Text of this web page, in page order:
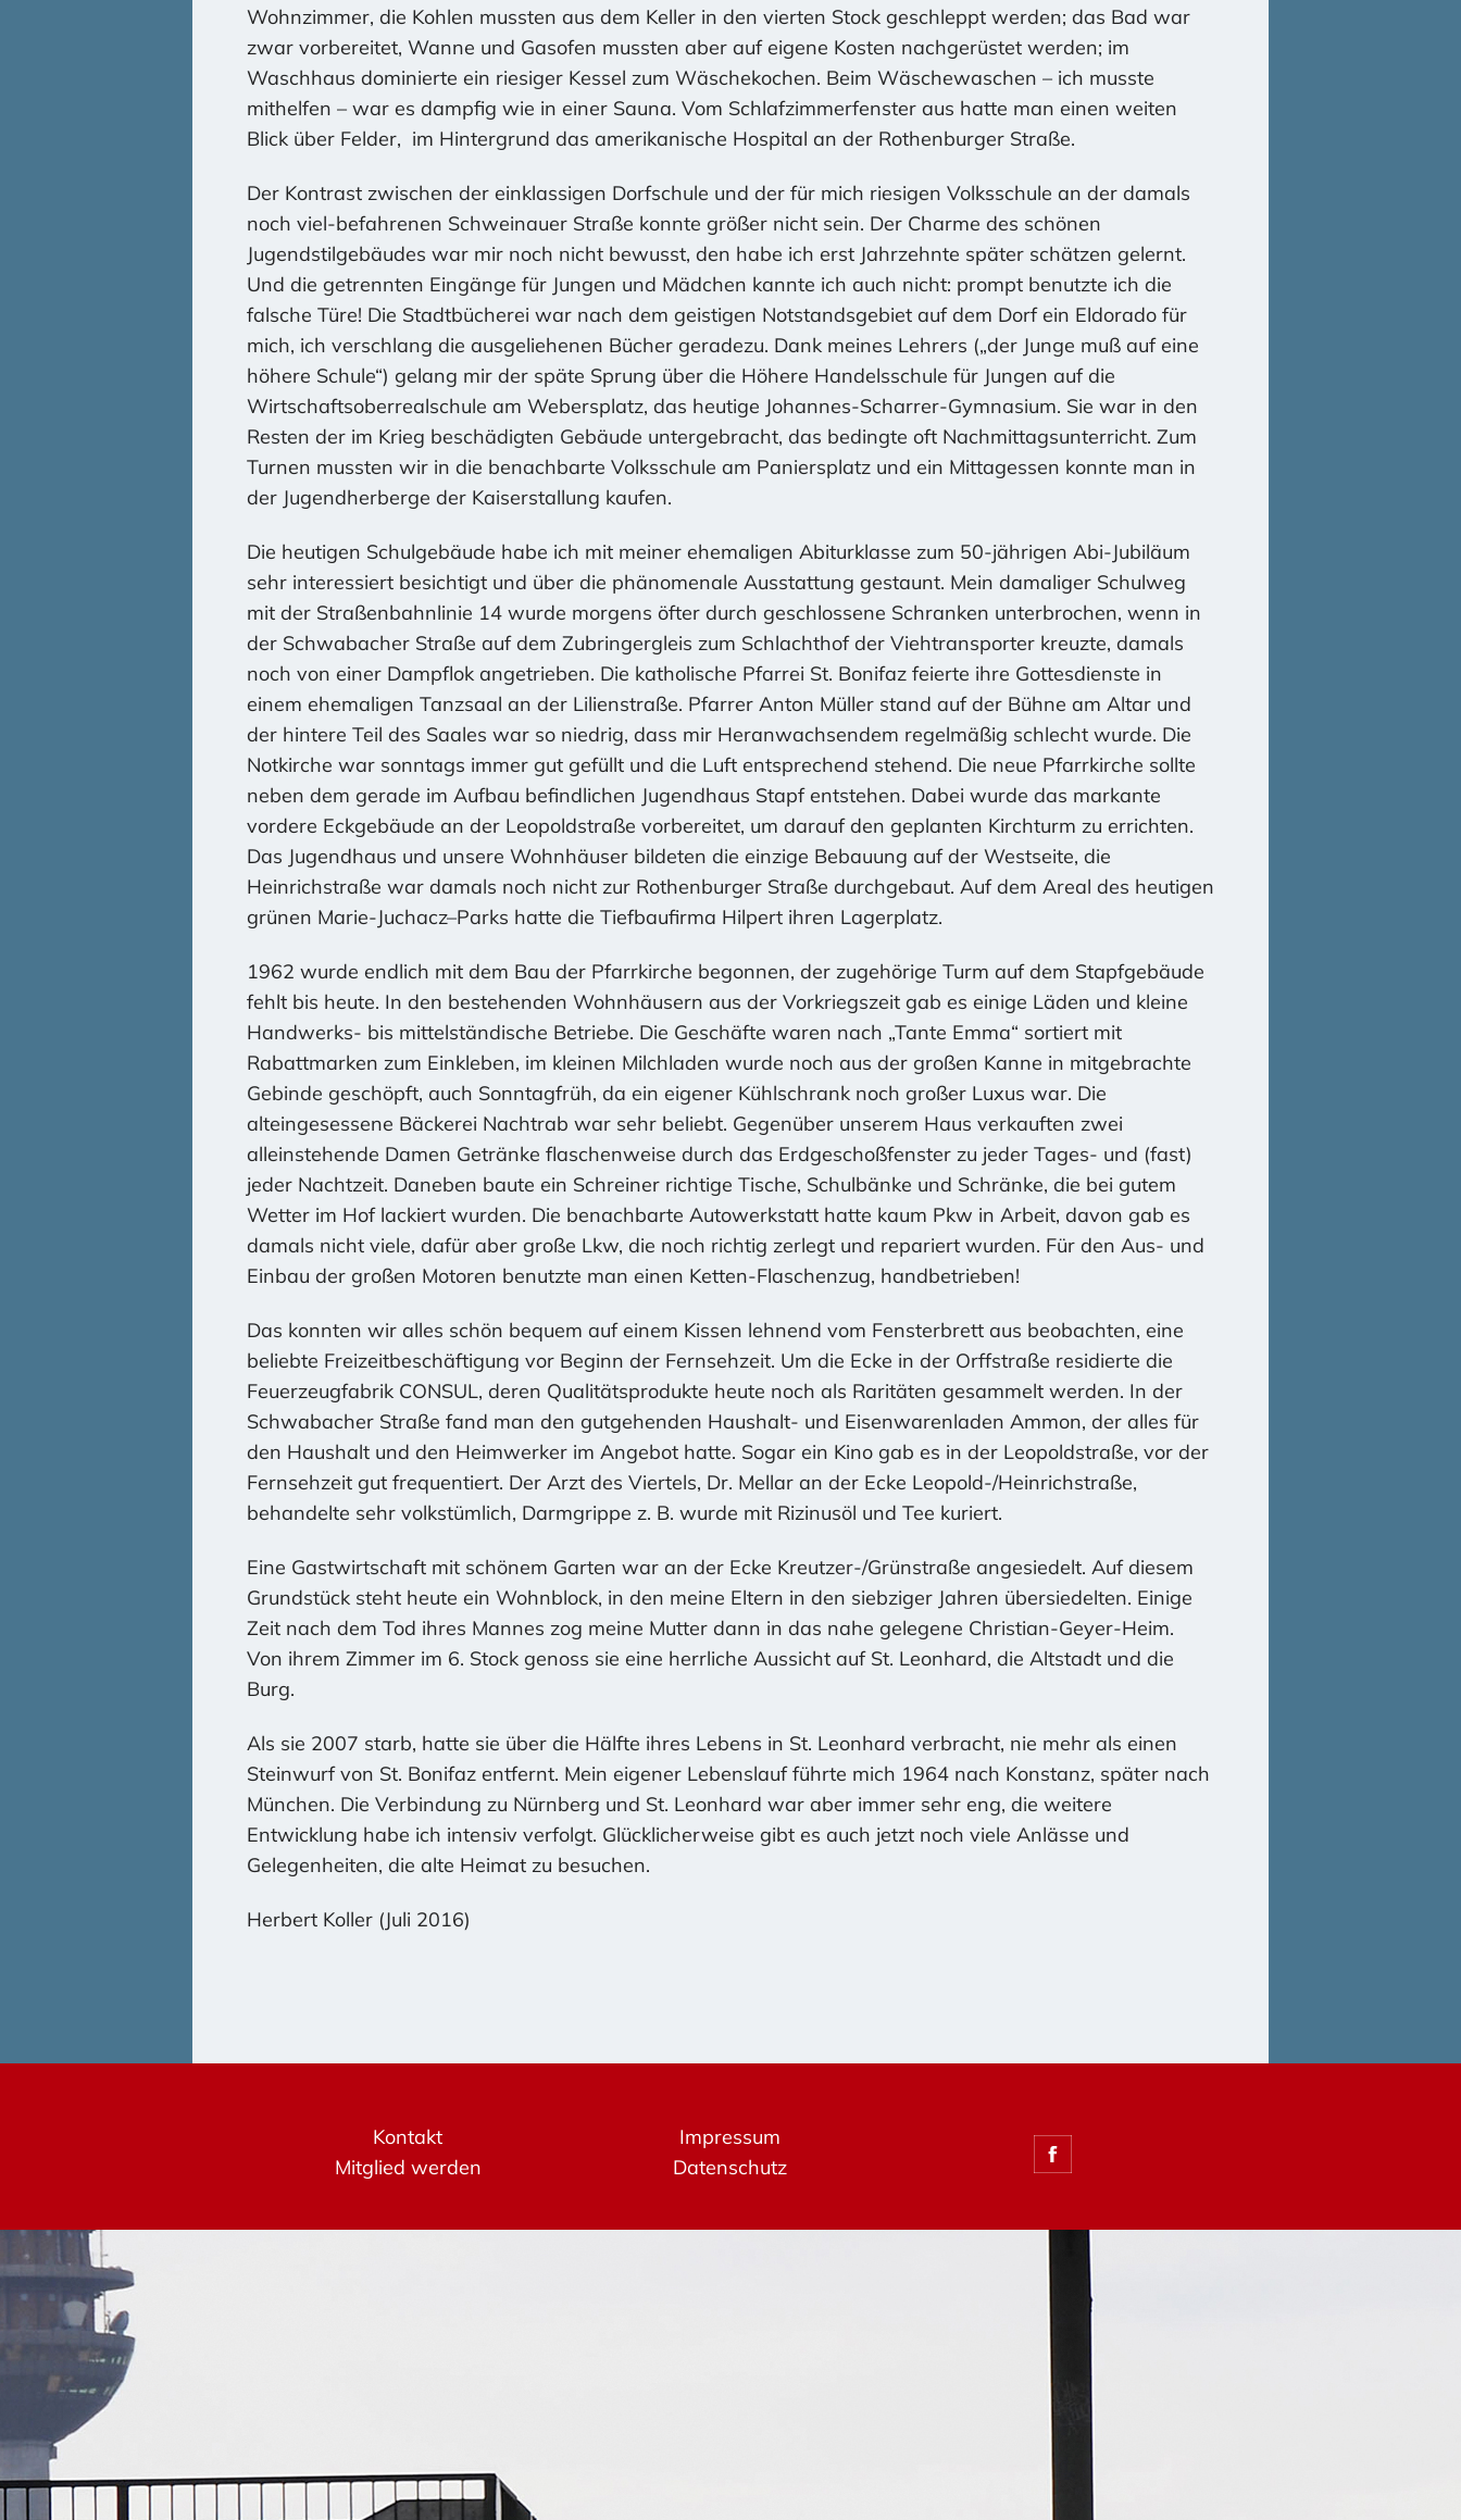
Wohnzimmer, die Kohlen mussten aus dem Keller in den vierten Stock geschleppt werden; das Bad war
zwar vorbereitet, Wanne und Gasofen mussten aber auf eigene Kosten nachgerüstet werden; im
Waschhaus dominierte ein riesiger Kessel zum Wäschekochen. Beim Wäschewaschen – ich musste
mithelfen – war es dampfig wie in einer Sauna. Vom Schlafzimmerfenster aus hatte man einen weiten
Blick über Felder, im Hintergrund das amerikanische Hospital an der Rothenburger Straße.
Der Kontrast zwischen der einklassigen Dorfschule und der für mich riesigen Volksschule an der damals
noch viel-befahrenen Schweinauer Straße konnte größer nicht sein. Der Charme des schönen
Jugendstilgebäudes war mir noch nicht bewusst, den habe ich erst Jahrzehnte später schätzen gelernt.
Und die getrennten Eingänge für Jungen und Mädchen kannte ich auch nicht: prompt benutzte ich die
falsche Türe! Die Stadtbücherei war nach dem geistigen Notstandsgebiet auf dem Dorf ein Eldorado für
mich, ich verschlang die ausgeliehenen Bücher geradezu. Dank meines Lehrers („der Junge muß auf eine
höhere Schule“) gelang mir der späte Sprung über die Höhere Handelsschule für Jungen auf die
Wirtschaftsoberrealschule am Webersplatz, das heutige Johannes-Scharrer-Gymnasium. Sie war in den
Resten der im Krieg beschädigten Gebäude untergebracht, das bedingte oft Nachmittagsunterricht. Zum
Turnen mussten wir in die benachbarte Volksschule am Paniersplatz und ein Mittagessen konnte man in
der Jugendherberge der Kaiserstallung kaufen.
Die heutigen Schulgebäude habe ich mit meiner ehemaligen Abiturklasse zum 50-jährigen Abi-Jubiläum
sehr interessiert besichtigt und über die phänomenale Ausstattung gestaunt. Mein damaliger Schulweg
mit der Straßenbahnlinie 14 wurde morgens öfter durch geschlossene Schranken unterbrochen, wenn in
der Schwabacher Straße auf dem Zubringergleis zum Schlachthof der Viehtransporter kreuzte, damals
noch von einer Dampflok angetrieben. Die katholische Pfarrei St. Bonifaz feierte ihre Gottesdienste in
einem ehemaligen Tanzsaal an der Lilienstraße. Pfarrer Anton Müller stand auf der Bühne am Altar und
der hintere Teil des Saales war so niedrig, dass mir Heranwachsendem regelmäßig schlecht wurde. Die
Notkirche war sonntags immer gut gefüllt und die Luft entsprechend stehend. Die neue Pfarrkirche sollte
neben dem gerade im Aufbau befindlichen Jugendhaus Stapf entstehen. Dabei wurde das markante
vordere Eckgebäude an der Leopoldstraße vorbereitet, um darauf den geplanten Kirchturm zu errichten.
Das Jugendhaus und unsere Wohnhäuser bildeten die einzige Bebauung auf der Westseite, die
Heinrichstraße war damals noch nicht zur Rothenburger Straße durchgebaut. Auf dem Areal des heutigen
grünen Marie-Juchacz–Parks hatte die Tiefbaufirma Hilpert ihren Lagerplatz.
1962 wurde endlich mit dem Bau der Pfarrkirche begonnen, der zugehörige Turm auf dem Stapfgebäude
fehlt bis heute. In den bestehenden Wohnhäusern aus der Vorkriegszeit gab es einige Läden und kleine
Handwerks- bis mittelständische Betriebe. Die Geschäfte waren nach „Tante Emma“ sortiert mit
Rabattmarken zum Einkleben, im kleinen Milchladen wurde noch aus der großen Kanne in mitgebrachte
Gebinde geschöpft, auch Sonntagfrüh, da ein eigener Kühlschrank noch großer Luxus war. Die
alteingesessene Bäckerei Nachtrab war sehr beliebt. Gegenüber unserem Haus verkauften zwei
alleinstehende Damen Getränke flaschenweise durch das Erdgeschoßfenster zu jeder Tages- und (fast)
jeder Nachtzeit. Daneben baute ein Schreiner richtige Tische, Schulbänke und Schränke, die bei gutem
Wetter im Hof lackiert wurden. Die benachbarte Autowerkstatt hatte kaum Pkw in Arbeit, davon gab es
damals nicht viele, dafür aber große Lkw, die noch richtig zerlegt und repariert wurden. Für den Aus- und
Einbau der großen Motoren benutzte man einen Ketten-Flaschenzug, handbetrieben!
Das konnten wir alles schön bequem auf einem Kissen lehnend vom Fensterbrett aus beobachten, eine
beliebte Freizeitbeschäftigung vor Beginn der Fernsehzeit. Um die Ecke in der Orffstraße residierte die
Feuerzeugfabrik CONSUL, deren Qualitätsprodukte heute noch als Raritäten gesammelt werden. In der
Schwabacher Straße fand man den gutgehenden Haushalt- und Eisenwarenladen Ammon, der alles für
den Haushalt und den Heimwerker im Angebot hatte. Sogar ein Kino gab es in der Leopoldstraße, vor der
Fernsehzeit gut frequentiert. Der Arzt des Viertels, Dr. Mellar an der Ecke Leopold-/Heinrichstraße,
behandelte sehr volkstümlich, Darmgrippe z. B. wurde mit Rizinusöl und Tee kuriert.
Eine Gastwirtschaft mit schönem Garten war an der Ecke Kreutzer-/Grünstraße angesiedelt. Auf diesem
Grundstück steht heute ein Wohnblock, in den meine Eltern in den siebziger Jahren übersiedelten. Einige
Zeit nach dem Tod ihres Mannes zog meine Mutter dann in das nahe gelegene Christian-Geyer-Heim.
Von ihrem Zimmer im 6. Stock genoss sie eine herrliche Aussicht auf St. Leonhard, die Altstadt und die
Burg.
Als sie 2007 starb, hatte sie über die Hälfte ihres Lebens in St. Leonhard verbracht, nie mehr als einen
Steinwurf von St. Bonifaz entfernt. Mein eigener Lebenslauf führte mich 1964 nach Konstanz, später nach
München. Die Verbindung zu Nürnberg und St. Leonhard war aber immer sehr eng, die weitere
Entwicklung habe ich intensiv verfolgt. Glücklicherweise gibt es auch jetzt noch viele Anlässe und
Gelegenheiten, die alte Heimat zu besuchen.
Herbert Koller (Juli 2016)
Kontakt
Mitglied werden
Impressum
Datenschutz